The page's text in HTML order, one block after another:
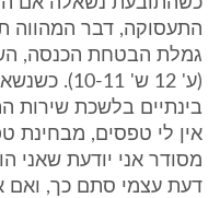
התעסוקה, דבר המהווה
גמלת הבטחת הכנסה,
(ע' 12 ש'
בינתיים בלשכת שירות
אין לי טפסים, מבחינת
מסודר אני יודעת שאני
דעת עצמי סתם כך, ואם